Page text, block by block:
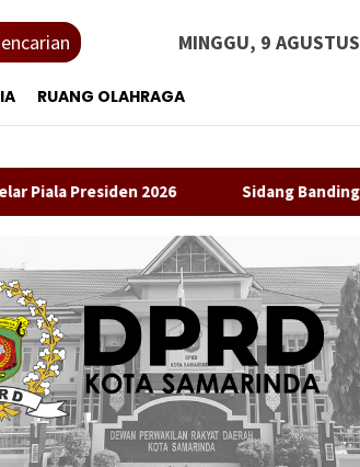
MINGGU, 9
RUANG OLAHRAGA
2026 Sidang Banding Perdana